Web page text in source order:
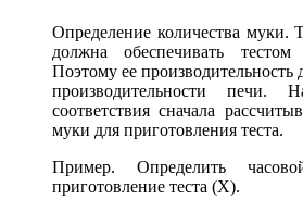
Определение количества муки.
должна обеспечивать
Поэтому ее производительность
производительности печи.
соответствия сначала
муки для приготовления теста.
Пример. Определить
приготовление теста (X).